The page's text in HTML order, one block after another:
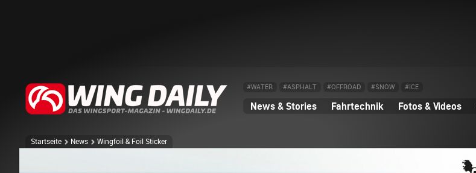
#WATER #ASPHALT #OFFROAD #SNOW #ICE
News & Stories Fahrtechnik Fotos & Videos
Startseite News Wingfoil & Foil Sticker